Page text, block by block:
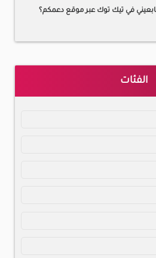
في تيك توك عبر موقع دعمكم؟
الفئات